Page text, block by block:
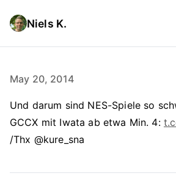
Niels K.
May 20, 2014
Und darum sind NES-Spiele so
GCCX mit Iwata ab etwa Min. 4:
/Thx @kure_sna